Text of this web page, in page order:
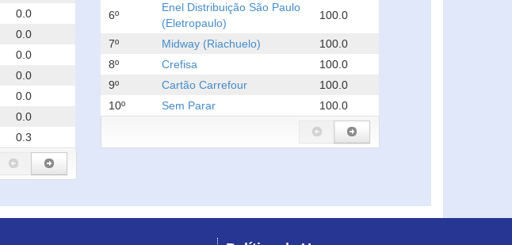
0.0
0.0
0.0
0.0
0.0
0.0
0.3
6º
Enel Distribuição São Paulo
(Eletropaulo)
100.0
7º Midway (Riachuelo)
100.0
8º
Crefisa
100.0
9º
Cartão Carrefour
100.0
10º
Sem Parar 100.0